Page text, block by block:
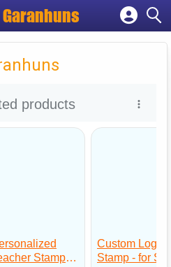
Garanhuns
Cadastrar empresa
Criar conta